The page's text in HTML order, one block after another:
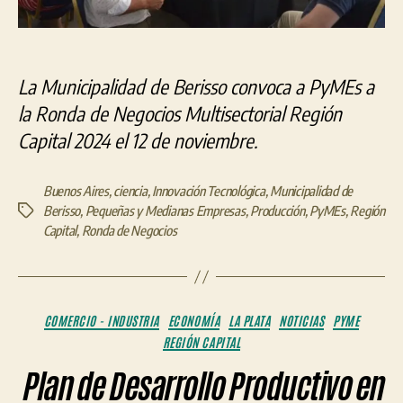
La Municipalidad de Berisso convoca a PyMEs a
la Ronda de Negocios Multisectorial Región
Capital 2024 el 12 de noviembre.
Etiquetas
Buenos Aires,ciencia,Innovación Tecnológica,Municipalidad de
Berisso, Pequeñas y Medianas Empresas,Producción,PyMEs,Región
Capital, Ronda de Negocios
Categorías
COMERCIO - INDUSTRIA ECONOMÍA LA PLATA NOTICIAS PYME
REGIÓN CAPITAL
Plan de Desarrollo Productivo en